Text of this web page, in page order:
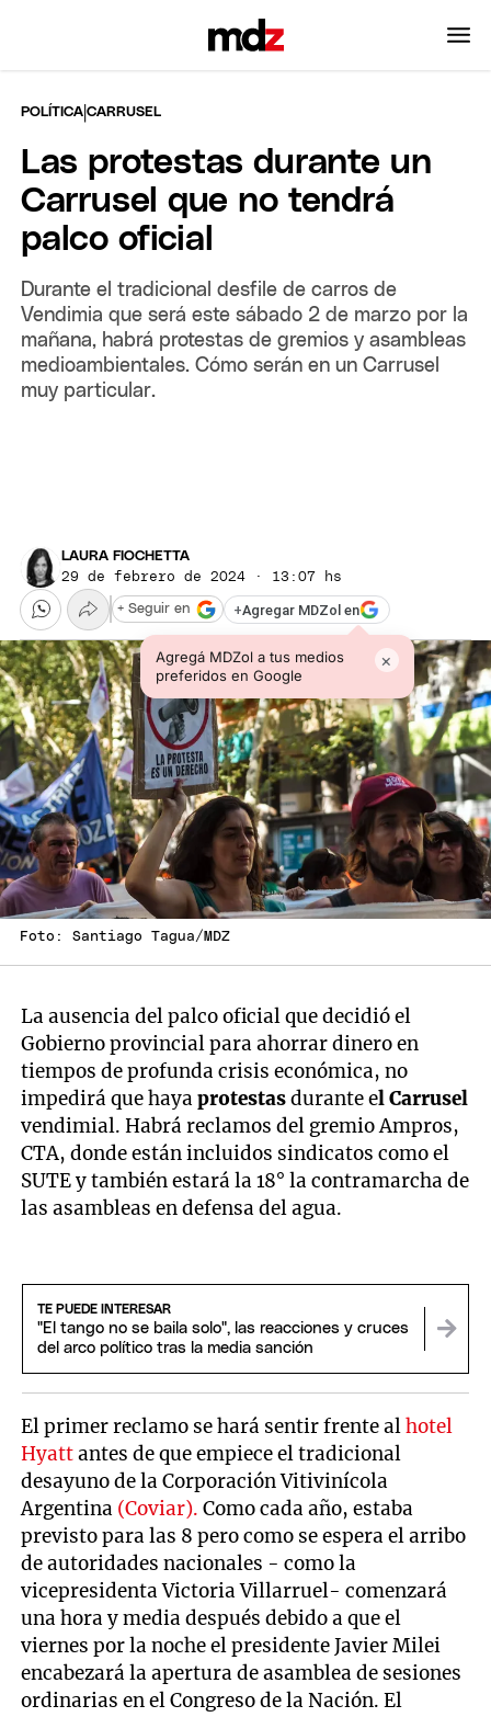
POLÍTICA |CARRUSEL
Las protestas durante un
Carrusel que no tendrá
palco oficial
Durante el tradicional desfile de carros de
Vendimia que será este sábado 2 de marzo por la
mañana, habrá protestas de gremios y asambleas
medioambientales. Cómo serán en un Carrusel
muy particular.
LAURA FIOCHETTA
29 de febrero de 2024 · 13:07 hs
+Agregar MDZol en
Agregá MDZol a tus medios
preferidos en Google
×
+ Seguir en
Foto: Santiago Tagua/MDZ
La ausencia del palco oficial que decidió el
Gobierno provincial para ahorrar dinero en
tiempos de profunda crisis económica, no
impedirá que hayaprotestasdurante el Carrusel
vendimial. Habrá reclamos del gremio Ampros,
CTA, donde están incluidos sindicatos como el
SUTE y también estará la 18° la contramarcha de
las asambleas en defensa del agua.
TE PUEDE INTERESAR
"El tango no se baila solo", las reacciones y cruces
del arco político tras la media sanción
El primer reclamo se hará sentir frente alhotel
Hyattantes de que empiece el tradicional
desayuno de la Corporación Vitivinícola
Argentina (Coviar). Como cada año, estaba
previsto para las 8 pero como se espera el arribo
de autoridades nacionales - como la
vicepresidenta Victoria Villarruel- comenzará
una hora y media después debido a que el
viernes por la noche el presidente Javier Milei
encabezará la apertura de asamblea de sesiones
ordinarias en el Congreso de la Nación. El